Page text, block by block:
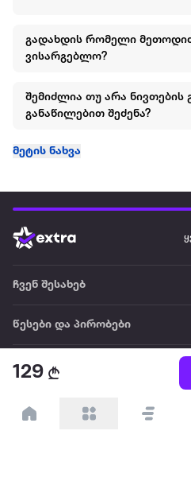
129
გადახდის რომელი
ვისარგებლო?
შემიძლია თუ არა ნივთების
განაწილებით შეძენა?
მეტის ნახვა
ჩვენ შესახებ
წესები და პირობები
პარტნიორებისთვის
ტრენდული